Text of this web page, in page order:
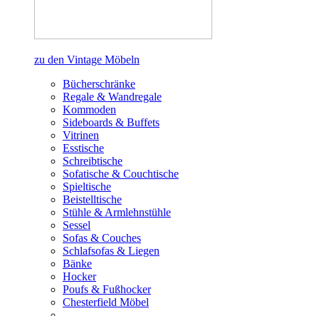
zu den Vintage Möbeln
Bücherschränke
Regale & Wandregale
Kommoden
Sideboards & Buffets
Vitrinen
Esstische
Schreibtische
Sofatische & Couchtische
Spieltische
Beistelltische
Stühle & Armlehnstühle
Sessel
Sofas & Couches
Schlafsofas & Liegen
Bänke
Hocker
Poufs & Fußhocker
Chesterfield Möbel